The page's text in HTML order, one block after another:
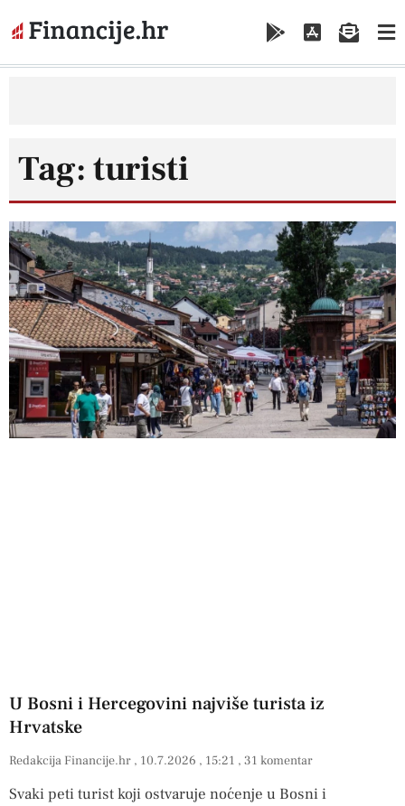
Tag: turisti
U Bosni i Hercegovini najviše turista iz
Hrvatske
Redakcija Financije.hr 10.7.2026 15:21 31 komentar
Svaki peti turist koji ostvaruje noćenje u Bosni i